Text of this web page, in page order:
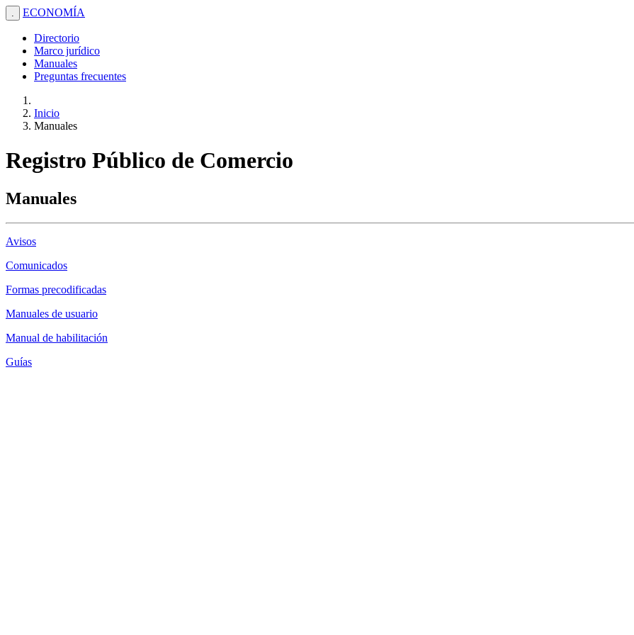
. ECONOMÍA
Directorio
Marco jurídico
Manuales
Preguntas frecuentes
Inicio
Manuales
Registro Público de Comercio
Manuales
Avisos
Comunicados
Formas precodificadas
Manuales de usuario
Manual de habilitación
Guías